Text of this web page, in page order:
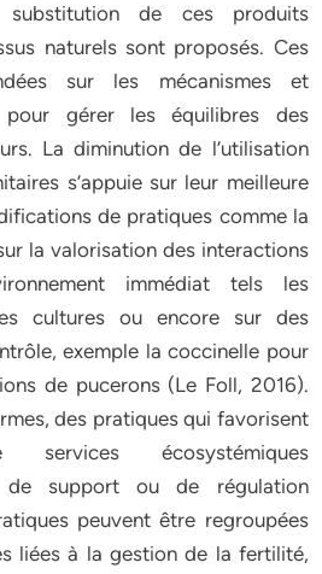
de ces produits
naturels sont proposés. Ces
sur les mécanismes et
pour gérer les équilibres des
La diminution de l’utilisation
s’appuie sur leur meilleure
de pratiques comme la
la valorisation des interactions
immédiat tels les
cultures ou encore sur des
exemple la coccinelle pour
de pucerons (Le Foll, 2016).
des pratiques qui favorisent
écosystémiques
de support ou de régulation
peuvent être regroupées
liées à la gestion de la fertilité,